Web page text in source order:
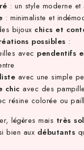
: un style moderne et
: minimaliste et
bijoux chics et
possibles :
avec pendentifs
avec une simple
chic avec des
résine colorée ou
légères mais très
bien aux débutants